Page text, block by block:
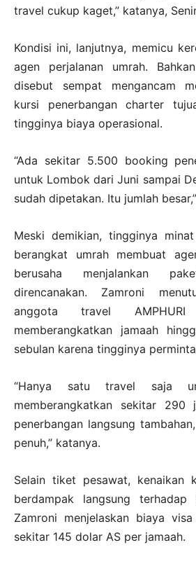
travel cukup kaget,” katanya,
Kondisi ini, lanjutnya, memicu
agen perjalanan umrah.
disebut sempat mengancam
kursi penerbangan charter
tingginya biaya operasional.
“Ada sekitar 5.500 booking
untuk Lombok dari Juni sampai
sudah dipetakan. Itu jumlah
Meski demikian, tingginya
berangkat umrah membuat
berusaha menjalankan
direncanakan. Zamroni
anggota travel
memberangkatkan jamaah
sebulan karena tingginya
“Hanya satu travel saja
memberangkatkan sekitar 290
penerbangan langsung
penuh,” katanya.
Selain tiket pesawat, kenaikan
berdampak langsung
Zamroni menjelaskan biaya
sekitar 145 dolar AS per jamaah.